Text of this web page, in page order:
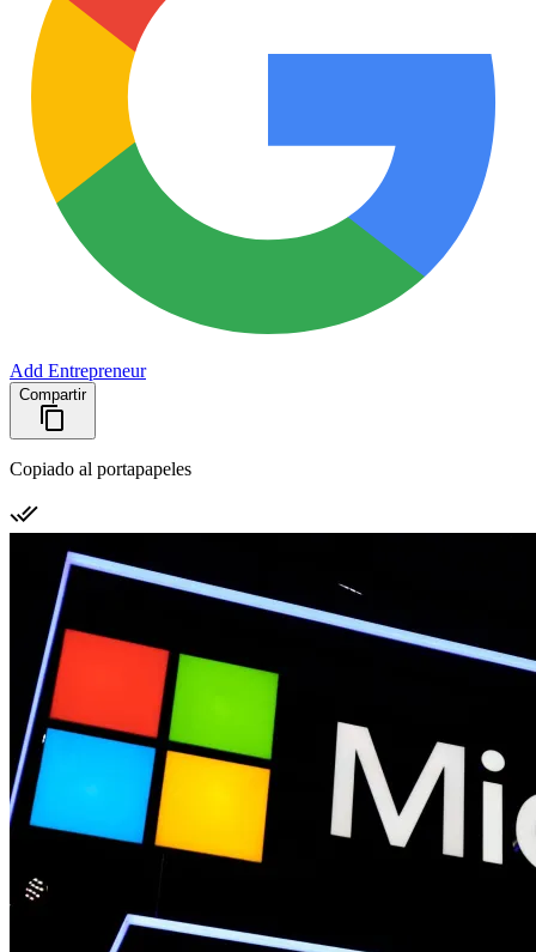
Add Entrepreneur
Compartir
Copiado al portapapeles